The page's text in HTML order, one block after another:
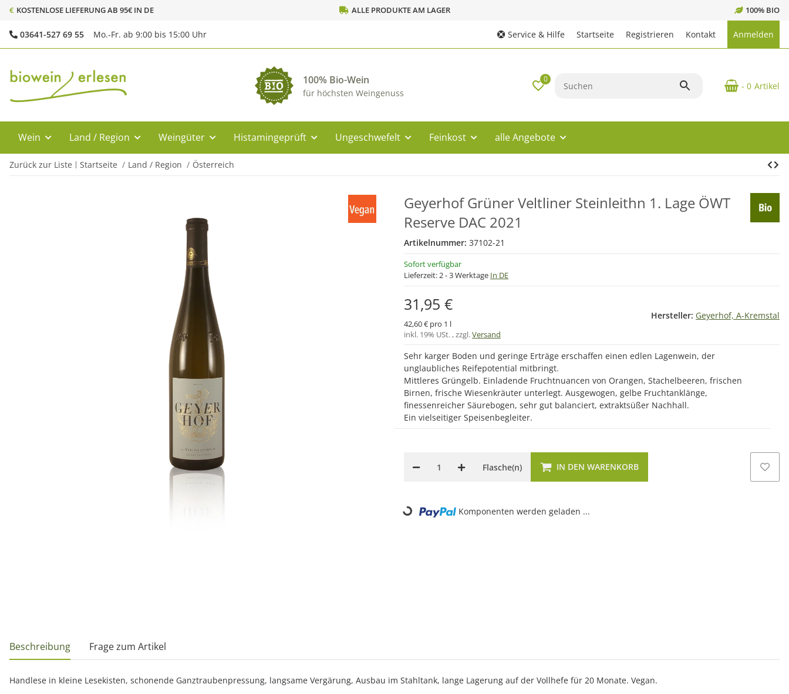
€ KOSTENLOSE LIEFERUNG AB 95€ IN DE ALLE PRODUKTE AM LAGER 100% BIO
03641-527 69 55 Mo.-Fr. ab 9:00 bis 15:00 Uhr Service & Hilfe Startseite Registrieren Kontakt Anmelden
100% Bio-Wein
für höchsten Weingenuss
0
- 0 Artikel
Wein Land / Region Weingüter Histamingeprüft Ungeschwefelt Feinkost alle Angebote
Zurück zur Liste Startseite Land / Region Österreich
Geyerhof Grüner Veltliner Steinleithn 1. Lage ÖWT
Reserve DAC 2021
Artikelnummer: 37102-21
Sofort verfügbar
Lieferzeit:2 - 3 Werktage In DE
31,95 €
42,60 € pro 1 l
inkl. 19% USt. , zzgl.Versand
Hersteller: Geyerhof, A-Kremstal
Sehr karger Boden und geringe Erträge erschaffen einen edlen Lagenwein, der
unglaubliches Reifepotential mitbringt.
Mittleres Grüngelb. Einladende Fruchtnuancen von Orangen, Stachelbeeren, frischen
Birnen, frische Wiesenkräuter unterlegt. Ausgewogen, gelbe Fruchtanklänge,
finessenreicher Säurebogen, sehr gut balanciert, extraktsüßer Nachhall.
Ein vielseitiger Speisenbegleiter.
Flasche(n) IN DEN WARENKORB
Loading... Komponenten werden geladen ...
weitere Registerkarten anzeigen
Beschreibung Frage zum Artikel
Handlese in kleine Lesekisten, schonende Ganztraubenpressung, langsame Vergärung, Ausbau im Stahltank, lange Lagerung auf der Vollhefe für 20 Monate. Vegan.